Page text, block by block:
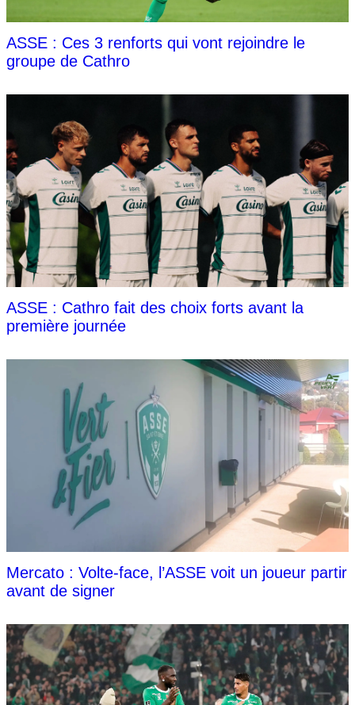
ASSE : Ces 3 renforts qui vont rejoindre le
groupe de Cathro
ASSE : Cathro fait des choix forts avant la
première journée
Mercato : Volte-face, l’ASSE voit un joueur partir
avant de signer